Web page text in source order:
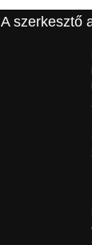
A szerkesztő